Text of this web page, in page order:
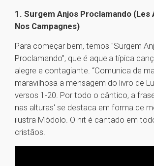
1. Surgem Anjos Proclamando (Les
Nos Campagnes)
Para começar bem, temos "Surgem
Proclamando”, que é aquela típica
alegre e contagiante. “Comunica de
maravilhosa a mensagem do livro de
versos 1-20. Por todo o cântico, a frase
nas alturas' se destaca em forma de
ilustra Módolo. O hit é cantado em
cristãos.